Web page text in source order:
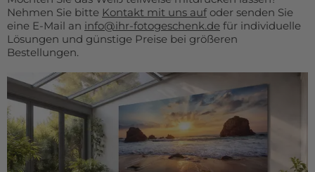
Nehmen Sie bitte Kontakt mit uns aufoder senden Sie
eine E-Mail an info@ihr-fotogeschenk.de für individuelle
Lösungen und günstige Preise bei größeren
Bestellungen.